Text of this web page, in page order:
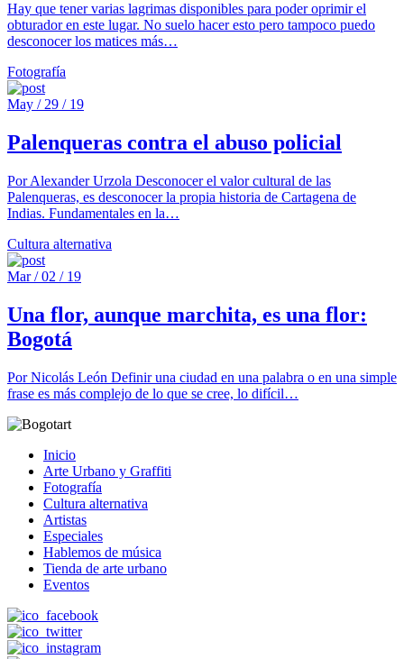
Hay que tener varias lagrimas disponibles para poder oprimir el
obturador en este lugar. No suelo hacer esto pero tampoco puedo
desconocer los matices más…
Fotografía
May / 29 / 19
Palenqueras contra el abuso policial
Por Alexander Urzola Desconocer el valor cultural de las
Palenqueras, es desconocer la propia historia de Cartagena de
Indias. Fundamentales en la…
Cultura alternativa
Mar / 02 / 19
Una flor, aunque marchita, es una flor:
Bogotá
Por Nicolás León Definir una ciudad en una palabra o en una simple
frase es más complejo de lo que se cree, lo difícil…
Inicio
Arte Urbano y Graffiti
Fotografía
Cultura alternativa
Artistas
Especiales
Hablemos de música
Tienda de arte urbano
Eventos